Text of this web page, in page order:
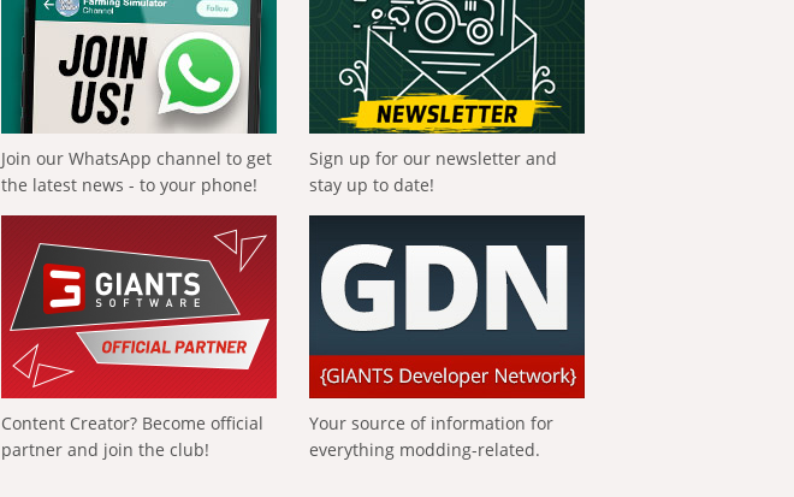
Join our WhatsApp channel to get
the latest news - to your phone!
Sign up for our newsletter and
stay up to date!
Content Creator? Become official
partner and join the club!
Your source of information for
everything modding-related.